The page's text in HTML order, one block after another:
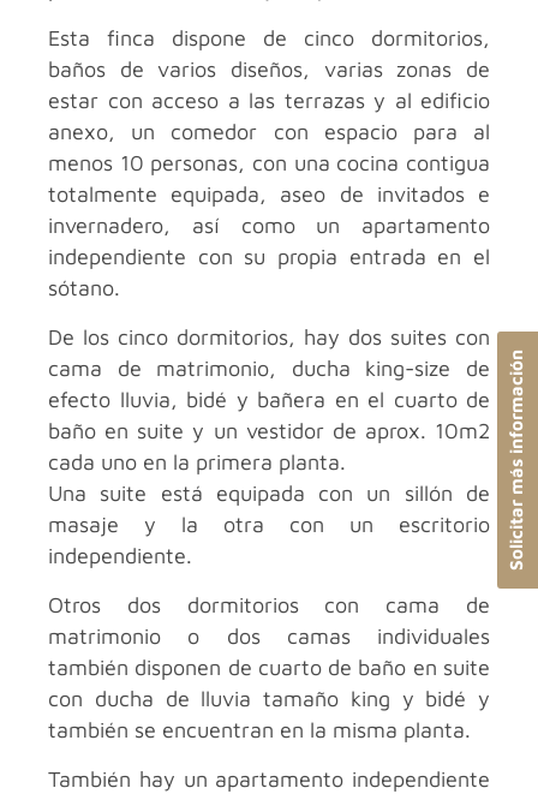
Esta finca dispone de cinco dormitorios,
baños de varios diseños, varias zonas de
estar con acceso a las terrazas y al edificio
anexo, un comedor con espacio para al
menos 10 personas, con una cocina contigua
totalmente equipada, aseo de invitados e
invernadero, así como un apartamento
independiente con su propia entrada en el
sótano.
De los cinco dormitorios, hay dos suites con
cama de matrimonio, ducha king-size de
efecto lluvia, bidé y bañera en el cuarto de
baño en suite y un vestidor de aprox. 10m2
cada uno en la primera planta.
Una suite está equipada con un sillón de
masaje y la otra con un escritorio
independiente.
Otros dos dormitorios con cama de
matrimonio o dos camas individuales
también disponen de cuarto de baño en suite
con ducha de lluvia tamaño king y bidé y
también se encuentran en la misma planta.
También hay un apartamento independiente
Solicitar más información